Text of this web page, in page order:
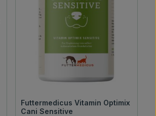
Futtermedicus Vitamin Optimix
Cani Sensitive